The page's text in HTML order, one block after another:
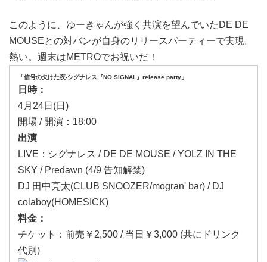
このように、ゆーきゃんが強く共演を望んでいたDE DE
MOUSEとの対バンが自身のリリースパーティーで実現。
熱い。週末はMETROでお祝いだ！
「信号の欠けた夜-シグナレス『NO SIGNAL』release party」
日時：
4月24日(日)
開場 / 開演：18:00
出演
LIVE：シグナレス / DE DE MOUSE / YOLZ IN THE
SKY / Predawn (4/9 告知解禁)
DJ 田中亮太(CLUB SNOOZER/mogran' bar) / DJ
colaboy(HOMESICK)
料金：
チケット：前売￥2,500 / 当日￥3,000 (共にドリンク
代別)